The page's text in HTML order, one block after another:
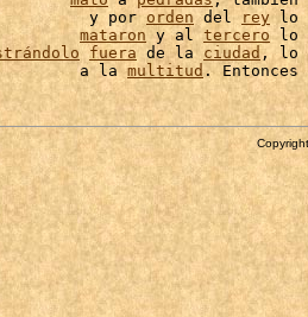
y por orden del rey lo
mataron y al tercero lo
fuera de la ciudad , lo
a la multitud . Entonces